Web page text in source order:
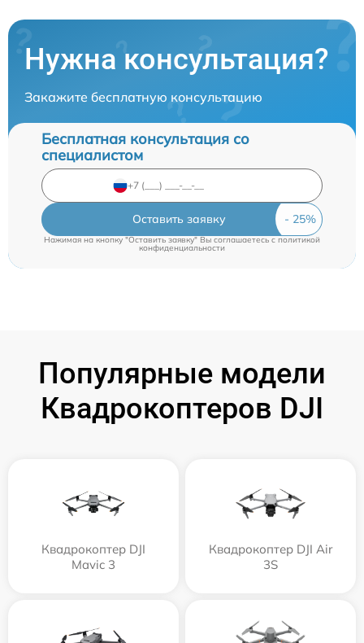
Нужна консультация?
Закажите бесплатную консультацию
Бесплатная консультация со
специалистом
Оставить заявку
Нажимая на кнопку "Оставить заявку" Вы соглашаетесь cполитикой
конфиденциальности
Популярные модели
Квадрокоптеров DJI
Квадрокоптер DJI
Mavic 3
Квадрокоптер DJI Air
3S